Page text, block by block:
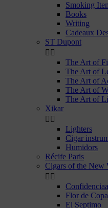
Smoking
Books
Writing
Cadeaux
ST Dupont
 
The Art of
The Art of
The Art of
The Art of
The Art of
Xikar
 
Lighters
Cigar
Humidors
Récife Paris
Cigars of the New
 
Flor de
El Septimo